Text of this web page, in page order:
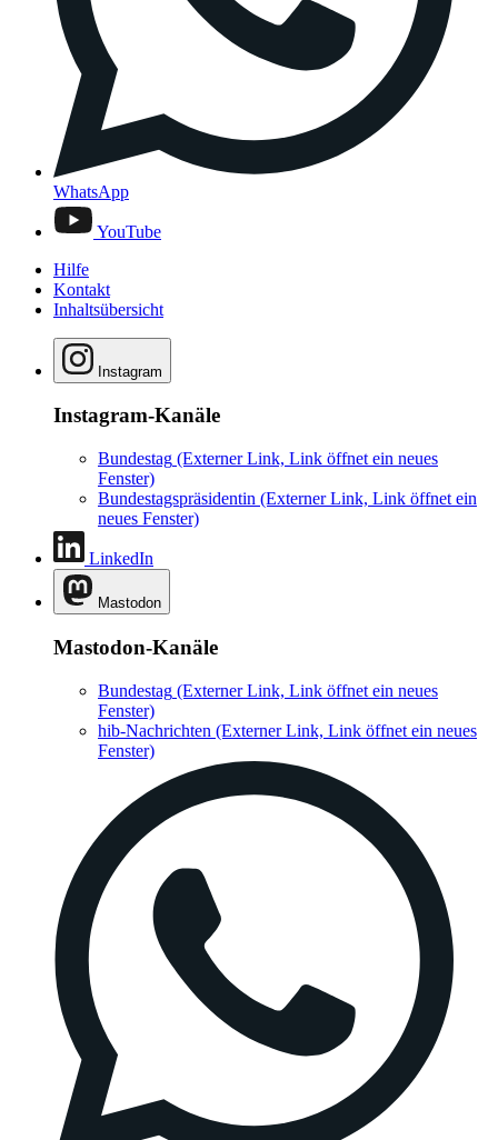
WhatsApp
YouTube
Hilfe
Kontakt
Inhaltsübersicht
Instagram
Instagram-Kanäle
Bundestag (Externer Link, Link öffnet ein neues
Fenster)
Bundestagspräsidentin (Externer Link, Link öffnet ein
neues Fenster)
LinkedIn
Mastodon
Mastodon-Kanäle
Bundestag (Externer Link, Link öffnet ein neues
Fenster)
hib-Nachrichten (Externer Link, Link öffnet ein neues
Fenster)